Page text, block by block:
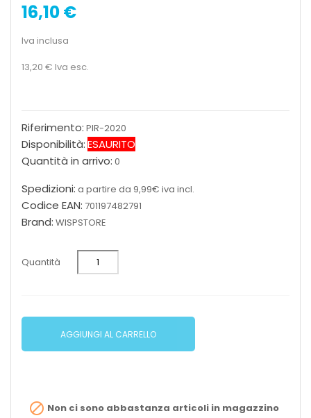
16,10 €
Iva inclusa
13,20 € Iva esc.
Riferimento: PIR-2020
Disponibilità:ESAURITO
Quantità in arrivo: 0
Spedizioni: a partire da 9,99€ iva incl.
Codice EAN: 701197482791
Brand: WISPSTORE
Quantità
AGGIUNGI AL CARRELLO
 Non ci sono abbastanza articoli in magazzino